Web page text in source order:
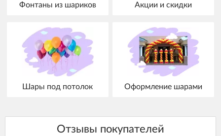
Фонтаны из шариков Акции и скидки
Шары под потолок Оформление шарами